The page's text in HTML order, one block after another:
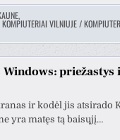
,
KOMPIUTERIAI VILNIUJE /
priežastys
ir kodėl jis atsirado
yra matęs tą baisųjį…